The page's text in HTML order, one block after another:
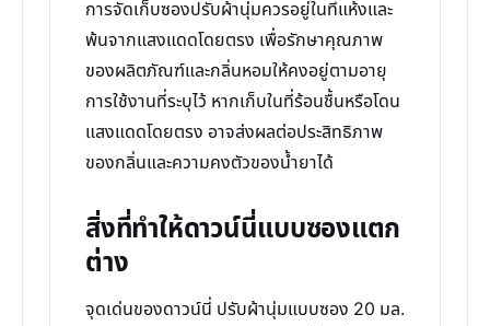
การจัดเก็บซองปรับผ้านุ่มควรอยู่ในที่แห้งและ
พ้นจากแสงแดดโดยตรง เพื่อรักษาคุณภาพ
ของผลิตภัณฑ์และกลิ่นหอมให้คงอยู่ตามอายุ
การใช้งานที่ระบุไว้ หากเก็บในที่ร้อนชื้นหรือโดน
แสงแดดโดยตรง อาจส่งผลต่อประสิทธิภาพ
ของกลิ่นและความคงตัวของน้ำยาได้
สิ่งที่ทำให้ดาวน์นี่แบบซองแตก
ต่าง
จุดเด่นของดาวน์นี่ ปรับผ้านุ่มแบบซอง 20 มล.